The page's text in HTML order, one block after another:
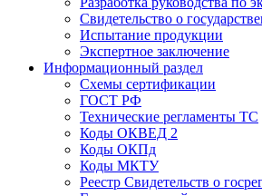
Свидетельство о
Испытание продукции
Экспертное заключение
Информационный раздел
Схемы сертификации
ГОСТ РФ
Технические регламенты ТС
Коды ОКВЕД 2
Коды ОКПд
Коды МКТУ
Реестр Свидетельств о